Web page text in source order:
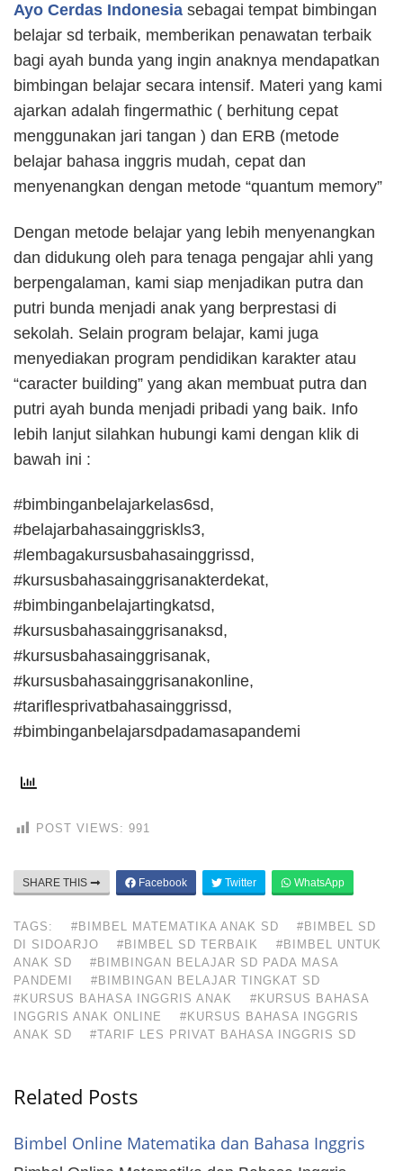
Ayo Cerdas Indonesia sebagai tempat bimbingan
belajar sd terbaik, memberikan penawatan terbaik
bagi ayah bunda yang ingin anaknya mendapatkan
bimbingan belajar secara intensif. Materi yang kami
ajarkan adalah fingermathic ( berhitung cepat
menggunakan jari tangan ) dan ERB (metode
belajar bahasa inggris mudah, cepat dan
menyenangkan dengan metode “quantum memory”
Dengan metode belajar yang lebih menyenangkan
dan didukung oleh para tenaga pengajar ahli yang
berpengalaman, kami siap menjadikan putra dan
putri bunda menjadi anak yang berprestasi di
sekolah. Selain program belajar, kami juga
menyediakan program pendidikan karakter atau
“caracter building” yang akan membuat putra dan
putri ayah bunda menjadi pribadi yang baik. Info
lebih lanjut silahkan hubungi kami dengan klik di
bawah ini :
#bimbinganbelajarkelas6sd,
#belajarbahasainggriskls3,
#lembagakursusbahasainggrissd,
#kursusbahasainggrisanakterdekat,
#bimbinganbelajartingkatsd,
#kursusbahasainggrisanaksd,
#kursusbahasainggrisanak,
#kursusbahasainggrisanakonline,
#tariflesprivatbahasainggrissd,
#bimbinganbelajarsdpadamasapandemi
POST VIEWS: 991
SHARE THIS Facebook Twitter WhatsApp
TAGS: #BIMBEL MATEMATIKA ANAK SD
#BIMBEL SD
DI SIDOARJO
#BIMBEL SD TERBAIK
#BIMBEL UNTUK
ANAK SD
#BIMBINGAN BELAJAR SD PADA MASA
PANDEMI
#BIMBINGAN BELAJAR TINGKAT SD
#KURSUS BAHASA INGGRIS ANAK
#KURSUS BAHASA
INGGRIS ANAK ONLINE
#KURSUS BAHASA INGGRIS
ANAK SD
#TARIF LES PRIVAT BAHASA INGGRIS SD
Related Posts
Bimbel Online Matematika dan Bahasa Inggris